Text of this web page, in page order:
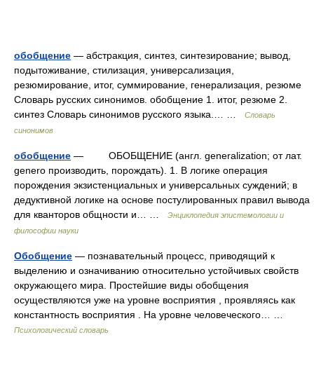
обобщение — абстракция, синтез, синтезирование; вывод,
подытоживание, стилизация, универсализация,
резюмирование, итог, суммирование, генерализация, резюме
Словарь русских синонимов. обобщение 1. итог, резюме 2.
синтез Словарь синонимов русского языка.… …
Словарь
синонимов
обобщение — ОБОБЩЕНИЕ (англ. generalization; от лат.
genero производить, порождать). 1. В логике операция
порождения экзистенциальных и универсальных суждений; в
дедуктивной логике на основе постулированных правил вывода
для кванторов общности и… …
Энциклопедия эпистемологии и
философии науки
Обобщение — познавательный процесс, приводящий к
выделению и означиванию относительно устойчивых свойств
окружающего мира. Простейшие виды обобщения
осуществляются уже на уровне восприятия , проявляясь как
константность восприятия . На уровне человеческого… …
Психологический словарь